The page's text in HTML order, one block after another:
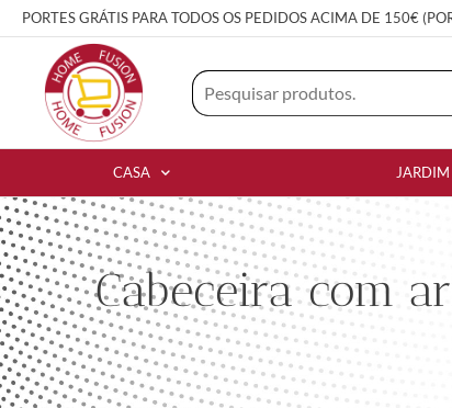
PORTES GRÁTIS PARA TODOS OS PEDIDOS ACIMA DE 150€
CASA JARDIM
Cabeceira com